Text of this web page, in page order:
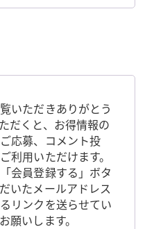
いただきありがとう
だくと、お得情報の
応募、コメント投
利用いただけます。
会員登録する」ボタ
いたメールアドレス
リンクを送らせてい
願いします。